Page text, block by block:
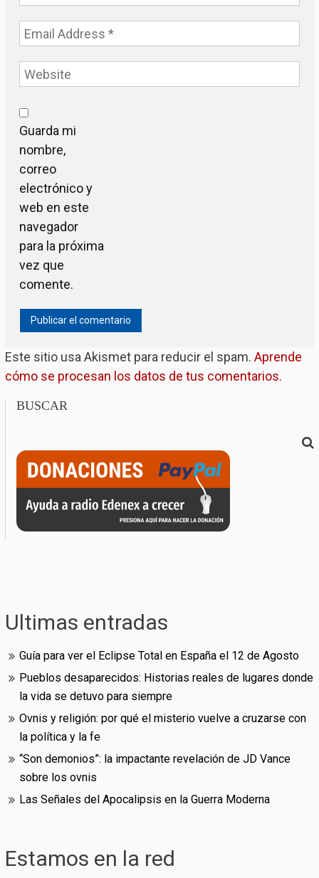
Guarda mi
nombre,
correo
electrónico y
web en este
navegador
para la próxima
vez que
comente.
Este sitio usa Akismet para reducir el spam. Aprende
cómo se procesan los datos de tus comentarios.
BUSCAR
Ultimas entradas
Guía para ver el Eclipse Total en España el 12 de Agosto
Pueblos desaparecidos: Historias reales de lugares donde
la vida se detuvo para siempre
Ovnis y religión: por qué el misterio vuelve a cruzarse con
la política y la fe
“Son demonios”: la impactante revelación de JD Vance
sobre los ovnis
Las Señales del Apocalipsis en la Guerra Moderna
Estamos en la red